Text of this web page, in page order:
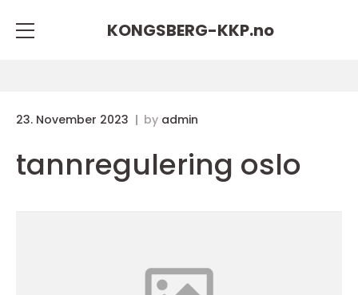
KONGSBERG-KKP.no
23. November 2023 by admin
tannregulering oslo